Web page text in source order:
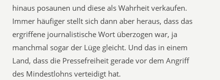
hinaus posaunen und diese als Wahrheit verkaufen.
Immer häufiger stellt sich dann aber heraus, dass das
ergriffene journalistische Wort überzogen war, ja
manchmal sogar der Lüge gleicht. Und das in einem
Land, dass die Pressefreiheit gerade vor dem Angriff
des Mindestlohns verteidigt hat.